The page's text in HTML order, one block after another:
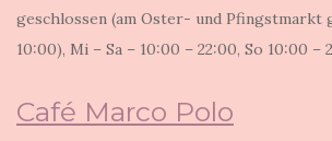
geschlossen (am Oster- und Pfingstmarkt
10:00), Mi – Sa – 10:00 – 22:00, So 10:00 –
Café Marco Polo